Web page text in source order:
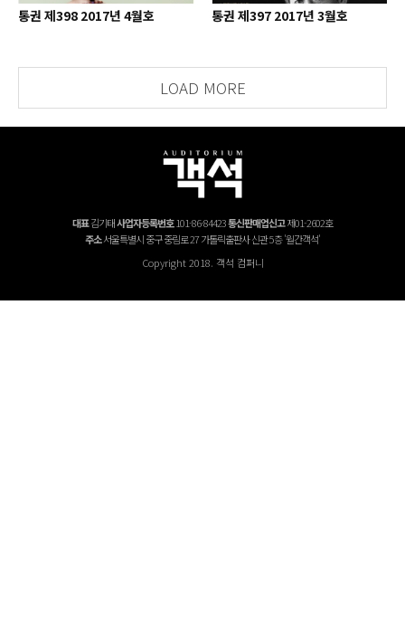
통권 제398 2017년 4월호 통권 제397 2017년 3월호
LOAD MORE
대표김기태사업자등록번호101-86-84423통신판매업신고제01-2602호
주소서울특별시 중구 중림로 27 가톨릭출판사 신관 5층 '월간객석'
Copyright 2018. 객석 컴퍼니